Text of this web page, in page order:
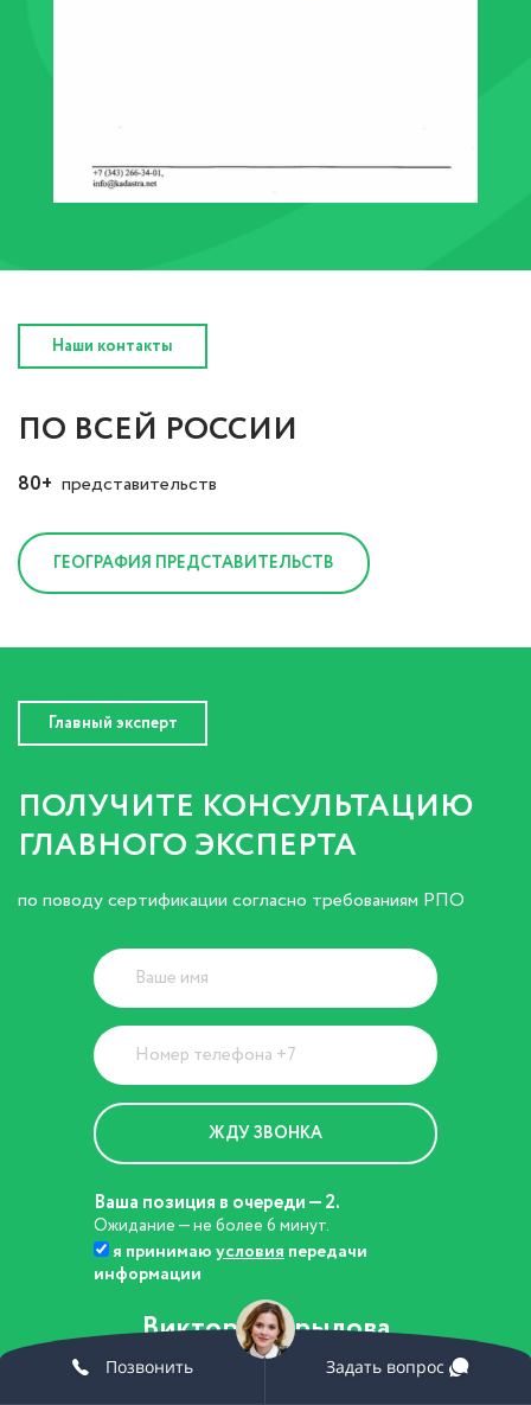
Наши контакты
ПО ВСЕЙ РОССИИ
80+ представительств
ГЕОГРАФИЯ ПРЕДСТАВИТЕЛЬСТВ
Главный эксперт
ПОЛУЧИТЕ КОНСУЛЬТАЦИЮ
ГЛАВНОГО ЭКСПЕРТА
по поводу сертификации согласно требованиям РПО
Ваша позиция в очереди — 2.
Ожидание — не более 6 минут.
я принимаюусловияпередачи
информации
Виктория Крылова
Эксперт по вопросам
Позвонить Задать вопрос